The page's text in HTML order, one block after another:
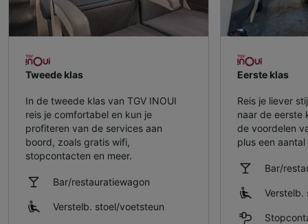
Tweede klas
In de tweede klas van TGV INOUI
reis je comfortabel en kun je
profiteren van de services aan
boord, zoals gratis wifi,
stopcontacten en meer.
Bar/restauratiewagon
Verstelb. stoel/​voetsteun
Eerste klas
Reis je liever
naar de eerste
de voordelen
plus een
Bar/
Verstelb.